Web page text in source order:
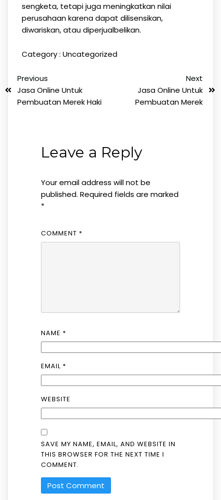
sengketa, tetapi juga meningkatkan nilai
perusahaan karena dapat dilisensikan,
diwariskan, atau diperjualbelikan.
Category : Uncategorized
Previous
Jasa Online Untuk
Pembuatan Merek Haki
Next
Jasa Online Untuk
Pembuatan Merek
Leave a Reply
Your email address will not be
published. Required fields are marked
*
COMMENT *
NAME *
EMAIL *
WEBSITE
SAVE MY NAME, EMAIL, AND WEBSITE IN
THIS BROWSER FOR THE NEXT TIME I
COMMENT.